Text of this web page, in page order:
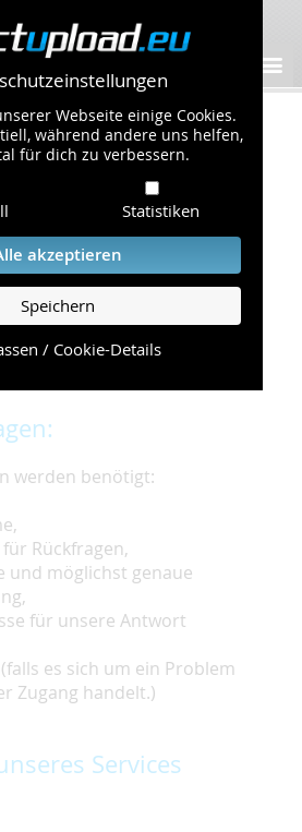
Webseite einige Cookies.
während andere uns helfen,
für dich zu verbessern.
Statistiken
akzeptieren
Speichern
/ Cookie-Details
Support
und unkomplizierte
Problems zu gewährleisten,
beachten und einzuhalten.
finden Sie auf unserer
gestellten Fragen
werden benötigt:
Rückfragen,
und möglichst genaue
für unsere Antwort
es sich um ein Problem
Zugang handelt.)
Services